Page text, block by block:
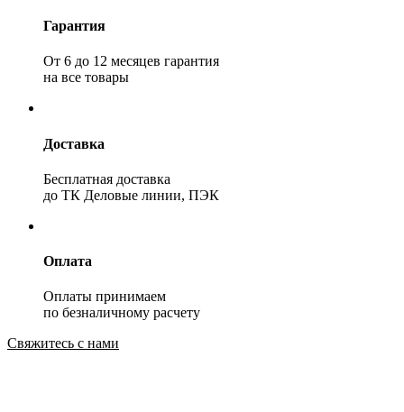
Гарантия
От 6 до 12 месяцев гарантия
на все товары
Доставка
Бесплатная доставка
до ТК Деловые линии, ПЭК
Оплата
Оплаты принимаем
по безналичному расчету
Свяжитесь с нами